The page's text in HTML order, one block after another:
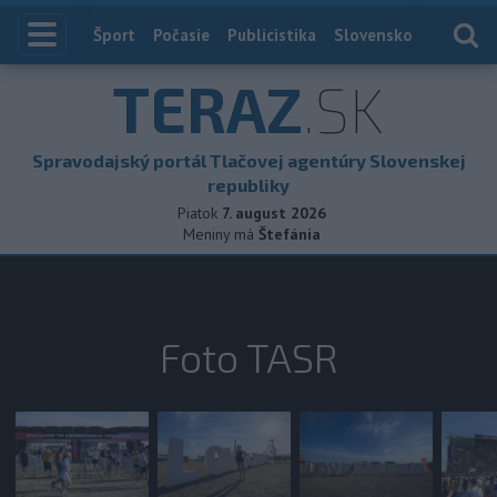
Index
Šport Počasie Publicistika Slovensko
TERAZ.SK
Spravodajský portál Tlačovej agentúry Slovenskej
republiky
Piatok 7. august 2026
Meniny má Štefánia
Foto TASR